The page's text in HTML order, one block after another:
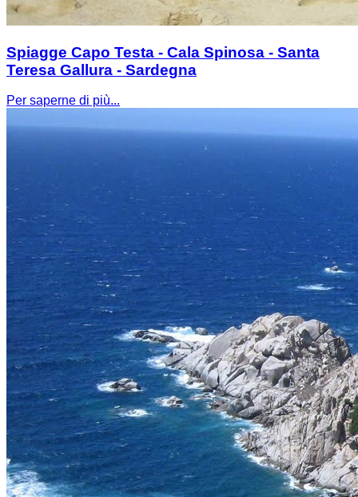
Spiagge Capo Testa - Cala Spinosa - Santa
Teresa Gallura - Sardegna
Per saperne di più...